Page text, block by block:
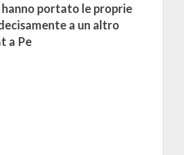
portato le proprie
a un altro
a Pe